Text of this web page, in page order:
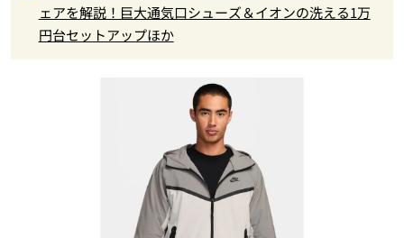
ェアを解説！巨大通気口シューズ＆イオンの洗える1万
円台セットアップほか